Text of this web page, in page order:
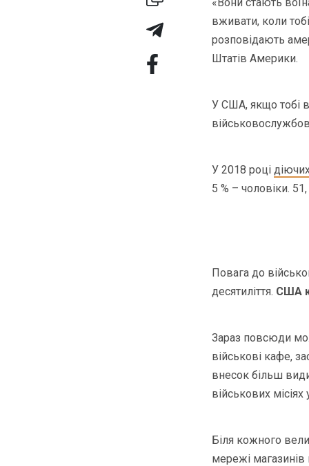
вживати, коли
розповідають
Штатів Америки.
У США, якщо тобі
У 2018 році
5 % – чоловіки.
Повага до
десятиліття. США
Зараз повсюди
військові кафе,
внесок більш
військових місіях
Біля кожного
мережі